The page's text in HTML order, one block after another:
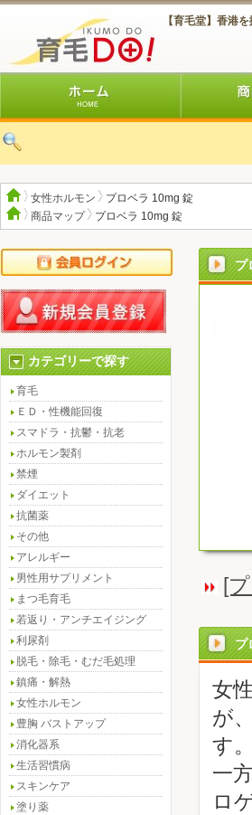
【育毛堂】香港
女性ホルモン
プロベラ 10mg 錠
商品マップ プロベラ 10mg 錠
カテゴリーで探す
育毛
ＥＤ・性機能回復
スマドラ・抗鬱・抗老
ホルモン製剤
禁煙
ダイエット
抗菌薬
その他
アレルギー
男性用サプリメント
まつ毛育毛
若返り・アンチエイジング
利尿剤
脱毛・除毛・むだ毛処理
鎮痛・解熱
女性ホルモン
豊胸 バストアップ
消化器系
生活習慣病
スキンケア
塗り薬
プ
[
プ
女
が
す。
一
ロ